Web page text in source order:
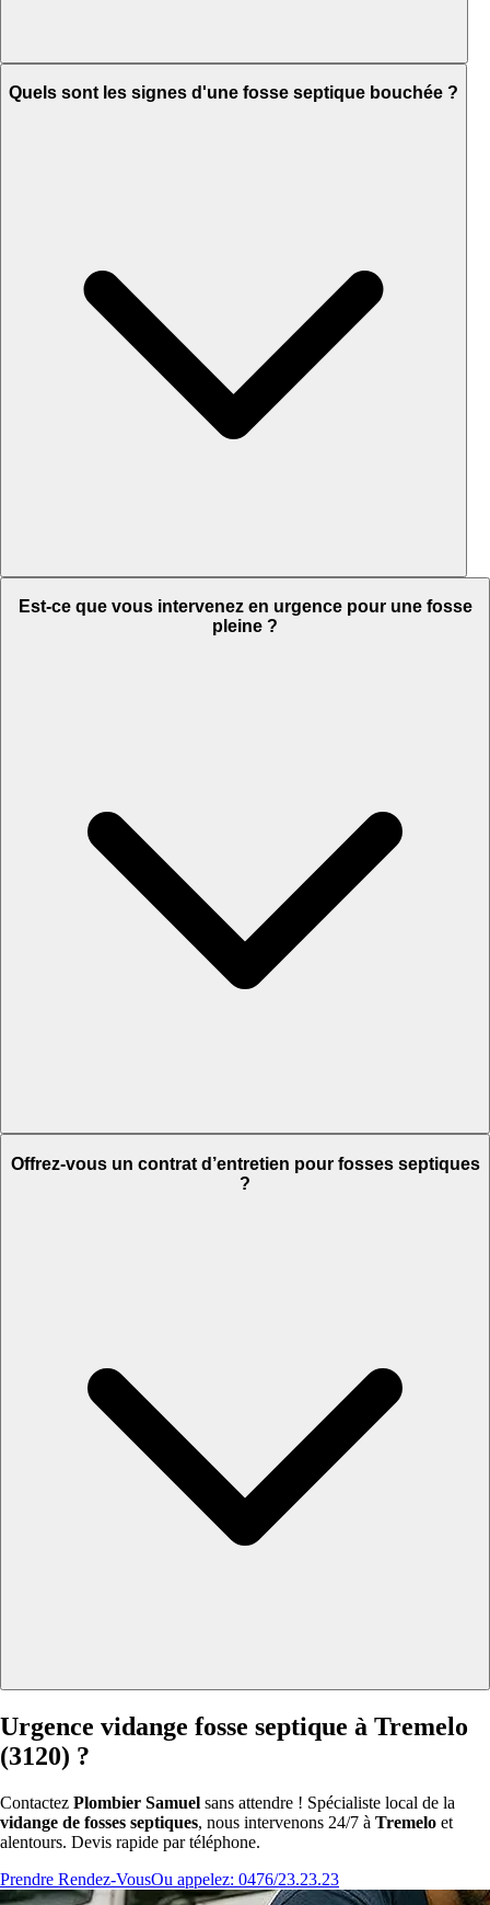
Quels sont les signes d'une fosse septique bouchée ?
Est-ce que vous intervenez en urgence pour une fosse
pleine ?
Offrez-vous un contrat d’entretien pour fosses septiques
?
Urgence vidange fosse septique à Tremelo
(3120) ?
Contactez Plombier Samuel sans attendre ! Spécialiste local de la
vidange de fosses septiques, nous intervenons 24/7 à Tremelo et
alentours. Devis rapide par téléphone.
Prendre Rendez-VousOu appelez: 0476/23.23.23